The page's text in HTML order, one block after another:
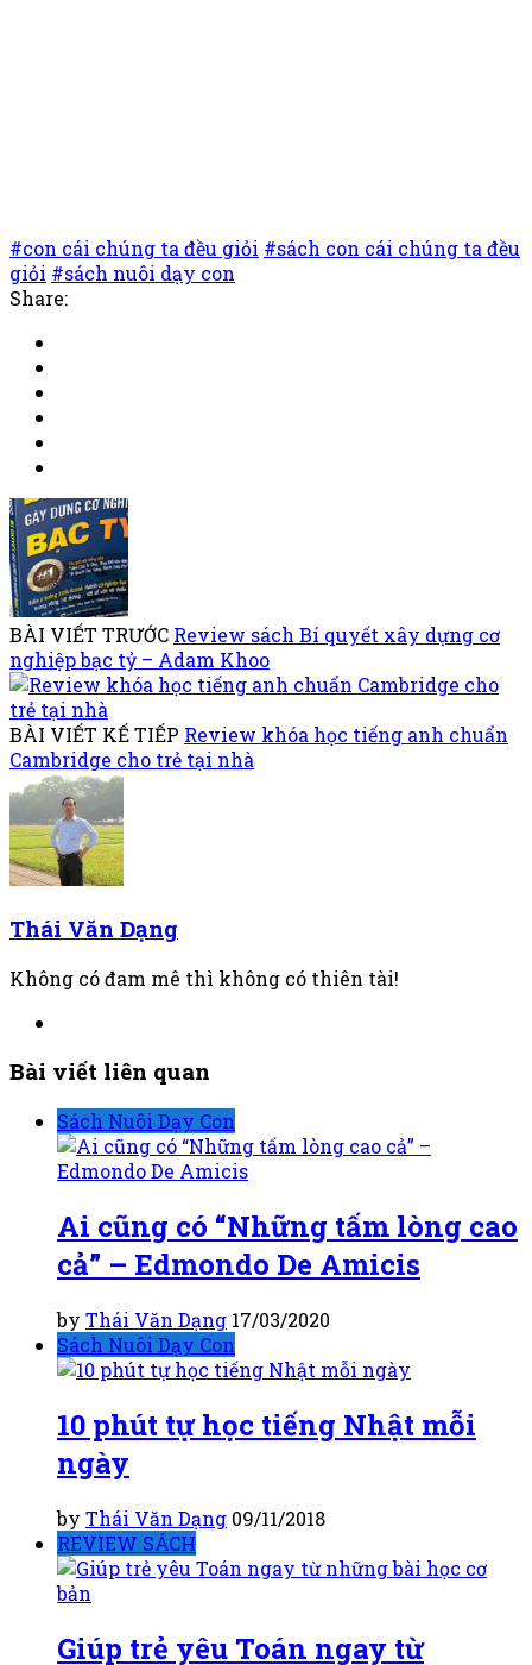
#con cái chúng ta đều giỏi #sách con cái chúng ta đều
giỏi #sách nuôi dạy con
Share:
BÀI VIẾT TRƯỚC Review sách Bí quyết xây dựng cơ
nghiệp bạc tỷ – Adam Khoo
BÀI VIẾT KẾ TIẾP Review khóa học tiếng anh chuẩn
Cambridge cho trẻ tại nhà
Thái Văn Dạng
Không có đam mê thì không có thiên tài!
Bài viết liên quan
Sách Nuôi Dạy Con
Ai cũng có “Những tấm lòng cao
cả” – Edmondo De Amicis
by Thái Văn Dạng 17/03/2020
Sách Nuôi Dạy Con
10 phút tự học tiếng Nhật mỗi
ngày
by Thái Văn Dạng 09/11/2018
REVIEW SÁCH
Giúp trẻ yêu Toán ngay từ